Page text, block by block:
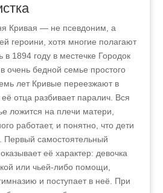
Кривая — не псевдоним, а
героини, хотя многие полагают
1894 году в местечке Городок
очень бедной семье простого
лет Кривые переезжают в
отца разбивает паралич. Вся
ложится на плечи матери,
работает, и понятно, что дети
Первый самостоятельный
её характер: девочка
или чьей-либо помощи,
и поступает в неё. При